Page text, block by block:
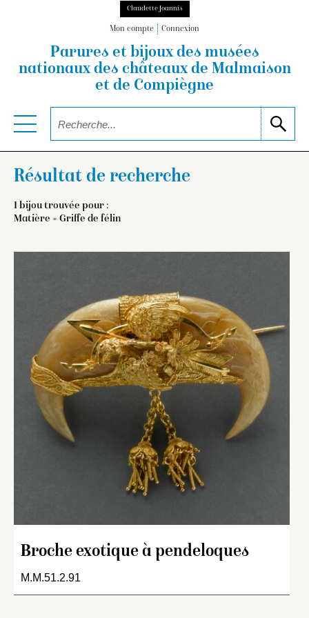
Claudette Joannis
Mon compte Connexion
Parures et bijoux des musées
nationauxdes châteaux de Malmaison
et de Compiègne
Résultat de recherche
1 bijou trouvée pour :
Matière = Griffe de félin
Broche exotique à pendeloques
M.M.51.2.91